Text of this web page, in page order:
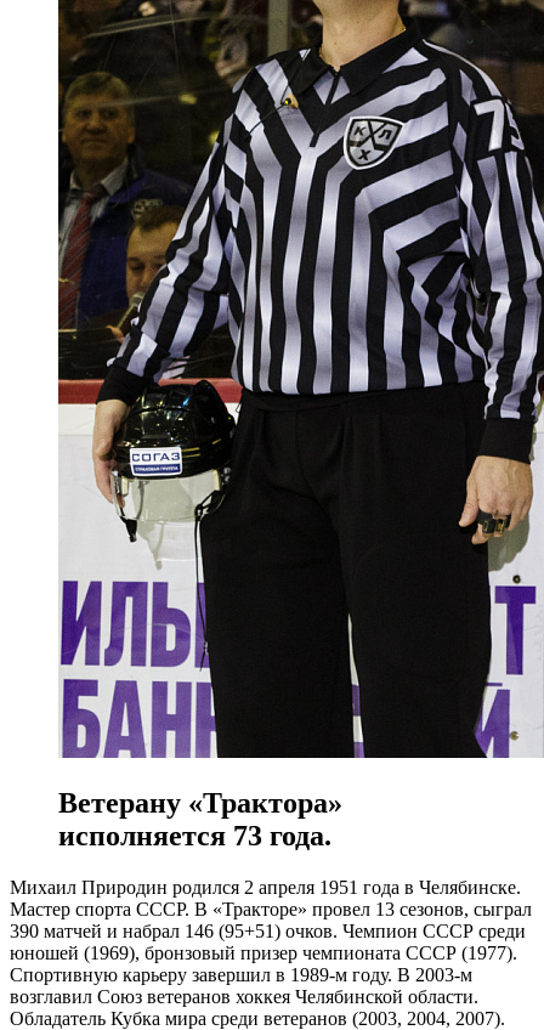
Ветерану «Трактора»
исполняется 73 года.
Михаил Природин родился 2 апреля 1951 года в Челябинске.
Мастер спорта СССР. В «Тракторе» провел 13 сезонов, сыграл
390 матчей и набрал 146 (95+51) очков. Чемпион СССР среди
юношей (1969), бронзовый призер чемпионата СССР (1977).
Спортивную карьеру завершил в 1989-м году. В 2003-м
возглавил Союз ветеранов хоккея Челябинской области.
Обладатель Кубка мира среди ветеранов (2003, 2004, 2007).